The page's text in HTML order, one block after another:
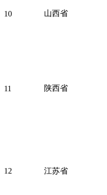
10 山西省
11 陕西省
12 江苏省